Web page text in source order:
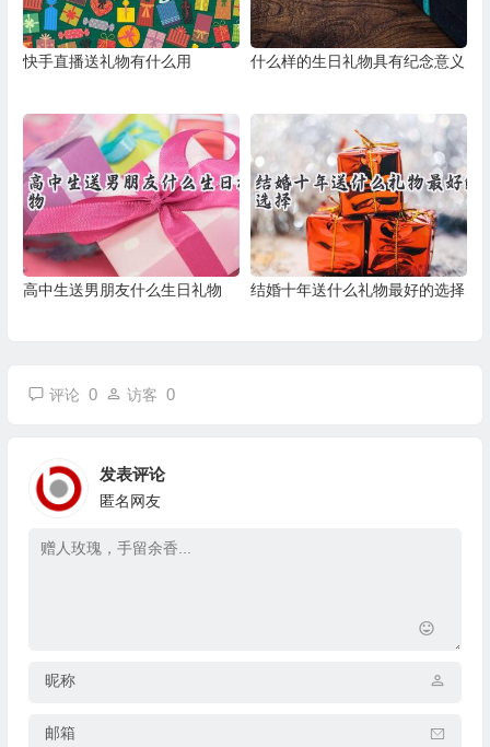
快手直播送礼物有什么用 什么样的生日礼物具有纪念意义
高中生送男朋友什么生日礼物 结婚十年送什么礼物最好的选择
评论 0 访客 0
发表评论
匿名网友
昵称
邮箱